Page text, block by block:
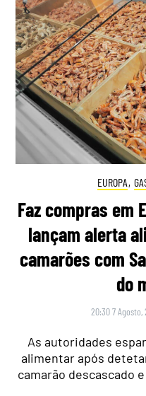
EUROPA,
Faz compras em
lançam alerta
camarões com
do
20:30 7 Agosto,
As autoridades
alimentar após
camarão descascado